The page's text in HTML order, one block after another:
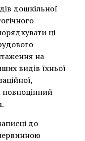
дошкільної
ці
на
видів їхньої
повноцінний
до